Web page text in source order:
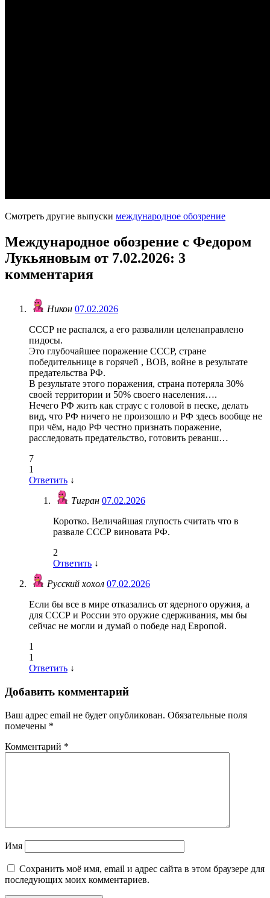
Смотреть другие выпуски международное обозрение
Международное обозрение с Федором
Лукьяновым от 7.02.2026: 3
комментария
Никон 07.02.2026
СССР не распался, а его развалили целенаправлено
пидосы.
Это глубочайшее поражение СССР, стране
победительнице в горячей , ВОВ, войне в результате
предательства РФ.
В результате этого поражения, страна потеряла 30%
своей территории и 50% своего населения….
Нечего РФ жить как страус с головой в песке, делать
вид, что РФ ничего не произошло и РФ здесь вообще не
при чём, надо РФ честно признать поражение,
расследовать предательство, готовить реванш…
7
1
Ответить ↓
Тигран 07.02.2026
Коротко. Величайшая глупость считать что в
развале СССР виновата РФ.
2
Ответить ↓
Русский хохол 07.02.2026
Если бы все в мире отказались от ядерного оружия, а
для СССР и России это оружие сдерживания, мы бы
сейчас не могли и думай о победе над Европой.
1
1
Ответить ↓
Добавить комментарий
Ваш адрес email не будет опубликован. Обязательные поля
помечены *
Комментарий *
Имя
Сохранить моё имя, email и адрес сайта в этом браузере для
последующих моих комментариев.